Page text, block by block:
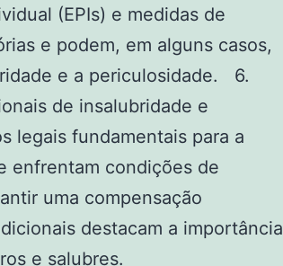
(EPIs) e medidas de
e podem, em alguns casos,
e a periculosidade. 6.
de insalubridade e
legais fundamentais para a
enfrentam condições de
uma compensação
destacam a importância
e salubres.